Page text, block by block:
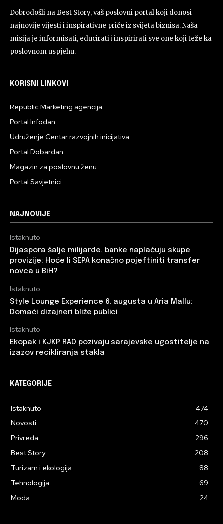
Dobrodošli na Best Story, vaš poslovni portal koji donosi
najnovije vijesti i inspirativne priče iz svijeta biznisa. Naša
misija je informisati, educirati i inspirirati sve one koji teže ka
poslovnom uspjehu.
KORISNI LINKOVI
Republic Marketing agencija
Portal Infodan
Udruženje Centar razvojnih inicijativa
Portal Dobardan
Magazin za poslovnu ženu
Portal Savjetnici
NAJNOVIJE
Istaknuto
Dijaspora šalje milijarde, banke naplaćuju skupe
provizije: Hoće li SEPA konačno pojeftiniti transfer
novca u BiH?
Istaknuto
Style Lounge Experience 6. augusta u Aria Mallu:
Domaći dizajneri bliže publici
Istaknuto
Ekopak i KJKP RAD pozivaju sarajevske ugostitelje na
izazov recikliranja stakla
KATEGORIJE
Istaknuto
474
Novosti
470
Privreda
296
Best Story
208
Turizam i ekologija
88
Tehnologija
69
Moda
24